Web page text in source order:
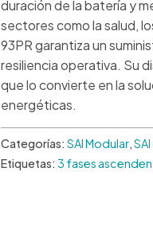
duración de la batería y
sectores como la salud,
93PR garantiza un
resiliencia operativa. Su
que lo convierte en la
energéticas.
Categorías:SAI Modular,
Etiquetas:3 fases